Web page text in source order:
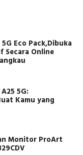
Eco Pack,Dibuka
Secara Online
5G:
Kamu yang
Monitor ProArt